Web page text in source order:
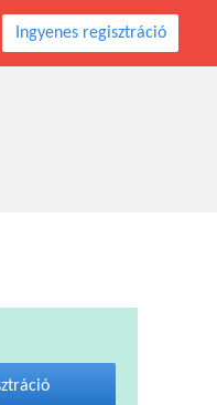
Ingyenes regisztráció